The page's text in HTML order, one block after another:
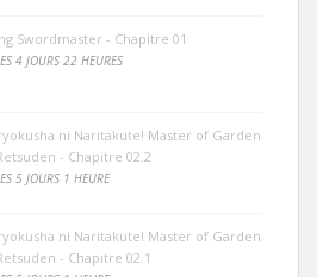
Swordmaster - Chapitre 01
4 JOURS 22 HEURES
ni Naritakute! Master of Garden
- Chapitre 02.2
5 JOURS 1 HEURE
ni Naritakute! Master of Garden
- Chapitre 02.1